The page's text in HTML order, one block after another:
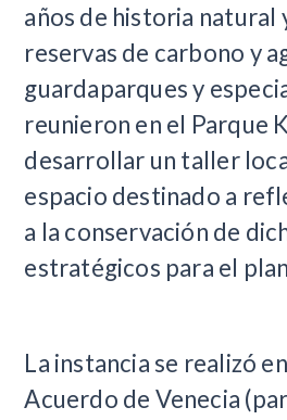
años de historia natural
reservas de carbono y
guardaparques y
reunieron en el Parque
desarrollar un taller
espacio destinado a
a la conservación de
estratégicos para el
La instancia se realizó
Acuerdo de Venecia